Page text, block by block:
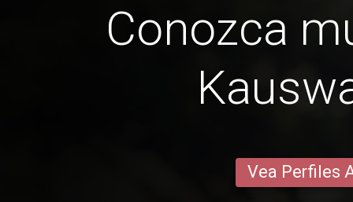
Conozca
Vea Perfiles